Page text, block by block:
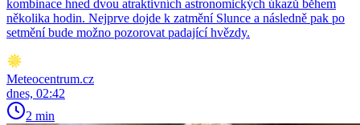
kombinace hned dvou atraktivních astronomických úkazů během
několika hodin. Nejprve dojde k zatmění Slunce a následně pak po
setmění bude možno pozorovat padající hvězdy.
Meteocentrum.cz
dnes, 02:42
2 min